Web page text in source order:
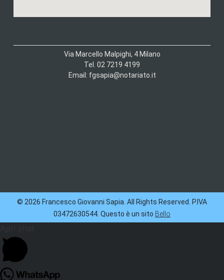
Via Marcello Malpighi, 4 Milano
Tel. 02 7219 4199
Email: fgsapia@notariato.it
© 2026 Francesco Giovanni Sapia. All Rights Reserved. P.IVA
03472630544. Questo è un sito Bello